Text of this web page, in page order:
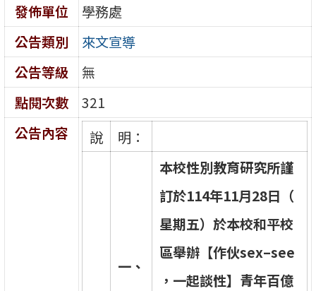
發佈單位
學務處
公告類別
來文宣導
公告等級
無
點閱次數
321
公告內容
說 明：
一、
本校性別教育研究所謹
訂於114年11月28日 （
星期五） 於本校和平校
區舉辦【作伙sex–see
， 一起談性】 青年百億